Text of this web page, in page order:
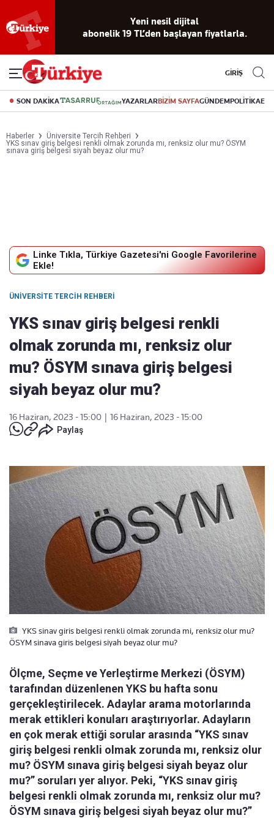
Yeni nesil dijital
abonelik 19 TL’den başlayan fiyatlarla.
GİRİŞ
SON DAKİKA YAZARLARBİZİM SAYFAGÜNDEMPOLİTİKA
Haberler
Üniversite Tercih Rehberi
YKS sınav giriş belgesi renkli olmak zorunda mı, renksiz olur mu? ÖSYM
sınava giriş belgesi siyah beyaz olur mu?
Linke Tıkla, Türkiye Gazetesi'ni Google Favorilerine
Ekle!
ÜNIVERSITE TERCIH REHBERI
YKS sınav giriş belgesi renkli
olmak zorunda mı, renksiz olur
mu? ÖSYM sınava giriş belgesi
siyah beyaz olur mu?
16 Haziran, 2023 - 15:00
16 Haziran, 2023 - 15:00
Paylaş
YKS sinav giris belgesi renkli olmak zorunda mi, renksiz olur mu?
ÖSYM sinava giris belgesi siyah beyaz olur mu?
Ölçme, Seçme ve Yerleştirme Merkezi (ÖSYM)
tarafından düzenlenen YKS bu hafta sonu
gerçekleştirilecek. Adaylar arama motorlarında
merak ettikleri konuları araştırıyorlar. Adayların
en çok merak ettiği sorular arasında “YKS sınav
giriş belgesi renkli olmak zorunda mı, renksiz olur
mu? ÖSYM sınava giriş belgesi siyah beyaz olur
mu?” soruları yer alıyor. Peki, “YKS sınav giriş
belgesi renkli olmak zorunda mı, renksiz olur mu?
ÖSYM sınava giriş belgesi siyah beyaz olur mu?”